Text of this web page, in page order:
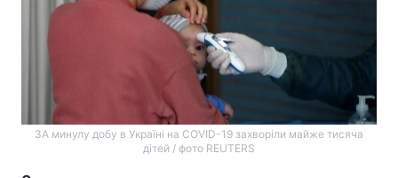
ЗА минулу добу в Україні на COVID-19 захворіли майже тисяча
дітей / фото REUTERS